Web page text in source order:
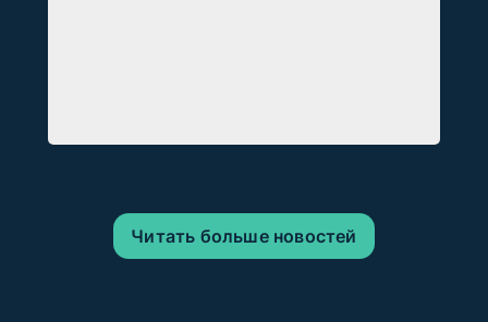
Читать больше новостей